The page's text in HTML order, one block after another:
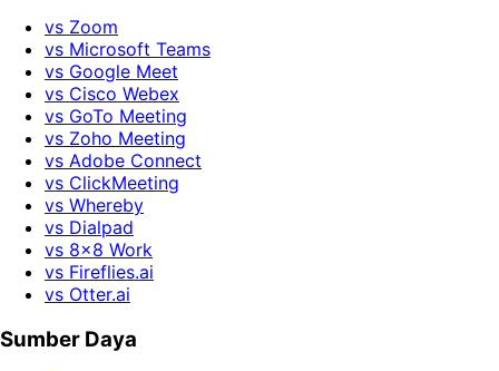
vs Zoom
vs Microsoft Teams
vs Google Meet
vs Cisco Webex
vs GoTo Meeting
vs Zoho Meeting
vs Adobe Connect
vs ClickMeeting
vs Whereby
vs Dialpad
vs 8x8 Work
vs Fireflies.ai
vs Otter.ai
Sumber Daya